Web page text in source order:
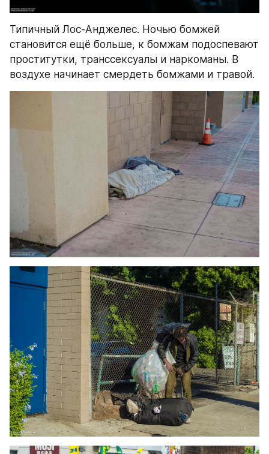
Типичный Лос-Анджелес. Ночью бомжей
становится ещё больше, к бомжам подоспевают
проститутки, транссексуалы и наркоманы. В
воздухе начинает смердеть бомжами и травой.